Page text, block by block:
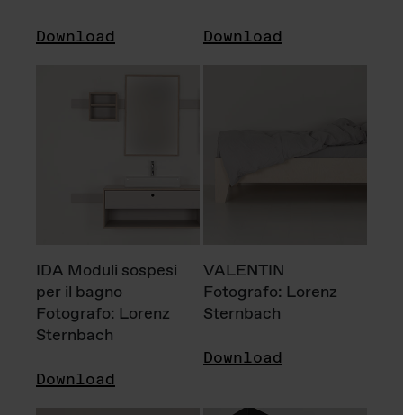
Download Download
IDA Moduli sospesi
per il bagno
Fotografo: Lorenz
Sternbach
Download
VALENTIN
Fotografo: Lorenz
Sternbach
Download